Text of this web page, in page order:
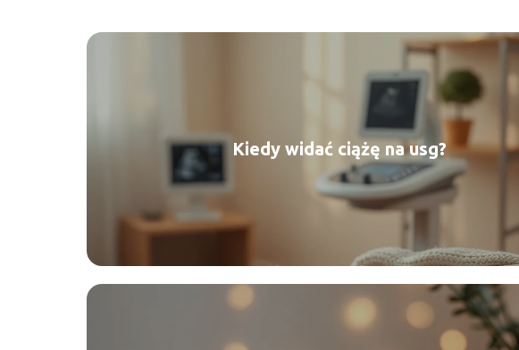
Kiedy widać ciążę na usg?